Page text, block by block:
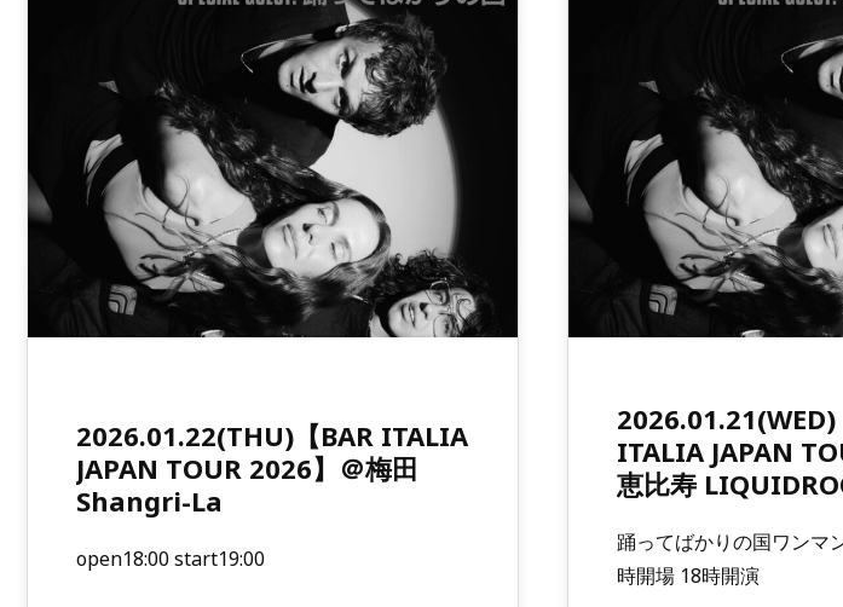
2026.01.22(THU)【BAR ITALIA
JAPAN TOUR 2026】＠梅田
Shangri-La
open18:00 start19:00
2026.01.21(WED)
ITALIA JAPAN
恵比寿
踊ってばかりの国ワンマ
時開場 18時開演